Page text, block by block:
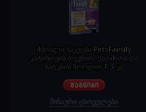
მშრალი საკვები PetsFamily
კატისთვის თევზით, ქათმითა და
ბატკნის ხორცით 1,3 კგ
შინაური ცხოველები